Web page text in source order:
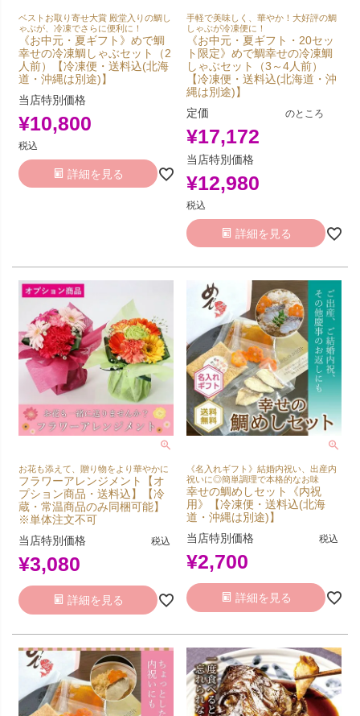
ベストお取り寄せ大賞 殿堂入りの鯛し
ゃぶが、冷凍でさらに便利に！
《お中元・夏ギフト》めで鯛
幸せの冷凍鯛しゃぶセット（2
人前）【冷凍便・送料込(北海
道・沖縄は別途)】
当店特別価格
¥10,800
税込
詳細を見る
手軽で美味しく、華やか！大好評の鯛
しゃぶが冷凍便に！
《お中元・夏ギフト・20セッ
ト限定》めで鯛幸せの冷凍鯛
しゃぶセット（3～4人前）
【冷凍便・送料込(北海道・沖
縄は別途)】
定価
¥17,172
のところ
当店特別価格
¥12,980
税込
詳細を見る
お花も添えて、贈り物をより華やかに
フラワーアレンジメント【オ
プション商品・送料込】【冷
蔵・常温商品のみ同梱可能】
※単体注文不可
当店特別価格
¥3,080
税込
詳細を見る
《名入れギフト》結婚内祝い、出産内
祝いに◎簡単調理で本格的なお味
幸せの鯛めしセット《内祝
用》【冷凍便・送料込(北海
道・沖縄は別途)】
当店特別価格
¥2,700
税込
詳細を見る